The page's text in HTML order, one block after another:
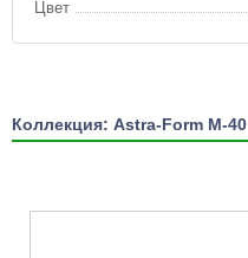
Цвет
Коллекция: Astra-Form М-40